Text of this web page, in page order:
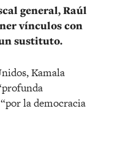
general, Raúl
vínculos con
sustituto.
Kamala
la democracia